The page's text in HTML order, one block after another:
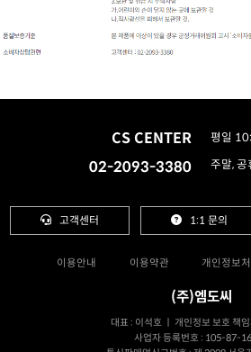
CS CENTER
02-2093-3380
평일
주말, 공
고객센터 1:1 문의
이용안내 이용약관 개인정보
(주)엠도씨
대표 : 이석호 ㅣ 개인정보 보호 책
사업자 등록번호 : 105-87-